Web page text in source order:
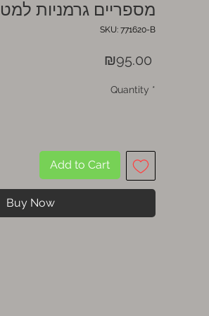
מספריים גרמניות
SKU: 771620-B
₪95.00
Quantity *
Add to Cart
Buy Now